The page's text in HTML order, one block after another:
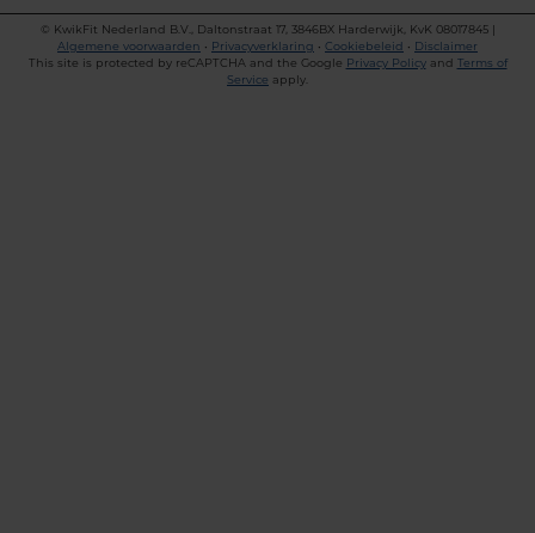
©
KwikFit Nederland B.V., Daltonstraat 17, 3846BX Harderwijk, KvK 08017845 |
Algemene voorwaarden • Privacyverklaring • Cookiebeleid • Disclaimer
This site is protected by reCAPTCHA and the Google Privacy Policyand Terms of
Service apply.